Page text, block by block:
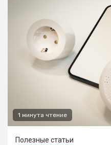
1 минута чтение
Полезные статьи